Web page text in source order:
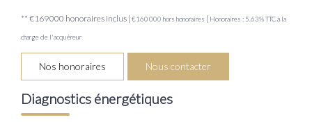
** €169 000 honoraires inclus | €160 000 hors honoraires | Honoraires : 5.63% TTC à la
charge de l'acquéreur
Nos honoraires Nous contacter
Diagnostics énergétiques